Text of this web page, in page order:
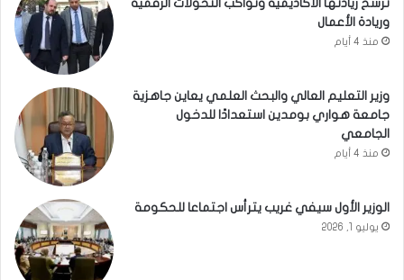
ترسخ ريادتها الأكاديمية وتواكب التحولات الرقمية
وريادة الأعمال
منذ 4 أيام
وزير التعليم العالي والبحث العلمي يعاين جاهزية
جامعة هواري بومدين استعدادًا للدخول
الجامعي
منذ 4 أيام
الوزير الأول سيفي غريب يترأس اجتماعا للحكومة
يوليو 1, 2026